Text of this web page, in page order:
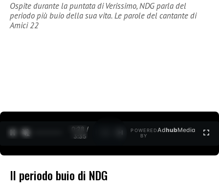
Ospite durante la puntata di Verissimo, NDG parla del
periodo più buio della sua vita. Le parole del cantante di
Amici 22
0:29 /
3:35
POWERED
BY
AdhubMedia
Il periodo buio di NDG